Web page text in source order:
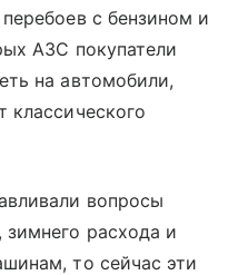
с бензином и
АЗС покупатели
на автомобили,
классического
вопросы
расхода и
то сейчас эти